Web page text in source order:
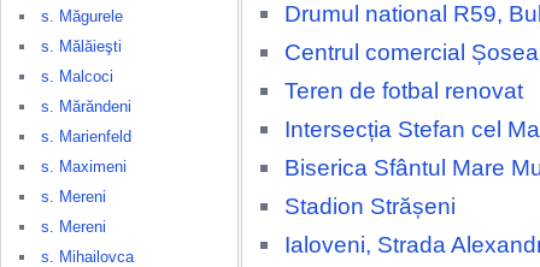
s. Măgurele
s. Mălăieşti
s. Malcoci
s. Mărăndeni
s. Marienfeld
s. Maximeni
s. Mereni
s. Mereni
s. Mihailovca
Drumul national R59,
Centrul comercial
Teren de fotbal renovat
Intersecția Stefan cel
Biserica Sfântul Mare
Stadion Strășeni
Ialoveni, Strada